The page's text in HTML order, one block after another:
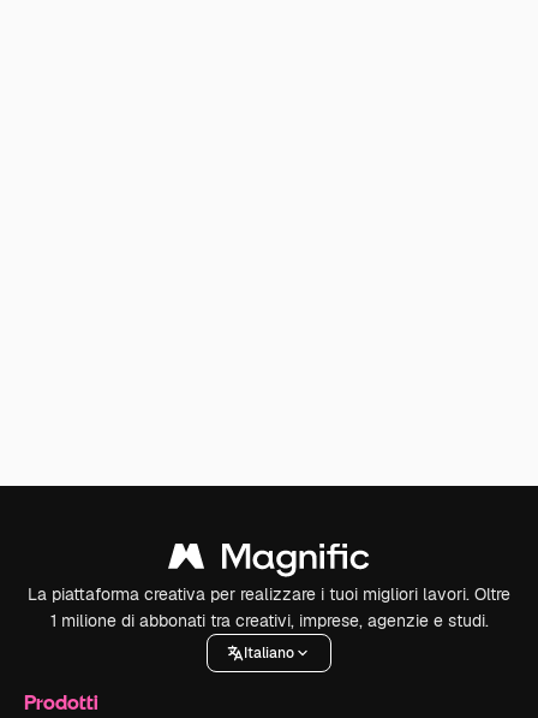
La piattaforma creativa per realizzare i tuoi migliori lavori. Oltre
1 milione di abbonati tra creativi, imprese, agenzie e studi.
Italiano
Prodotti